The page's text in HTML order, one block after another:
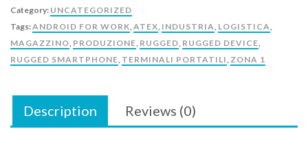
Category: UNCATEGORIZED
Tags:ANDROID FOR WORK, ATEX, INDUSTRIA, LOGISTICA,
MAGAZZINO, PRODUZIONE, RUGGED, RUGGED DEVICE,
RUGGED SMARTPHONE, TERMINALI PORTATILI, ZONA 1
Description Reviews (0)